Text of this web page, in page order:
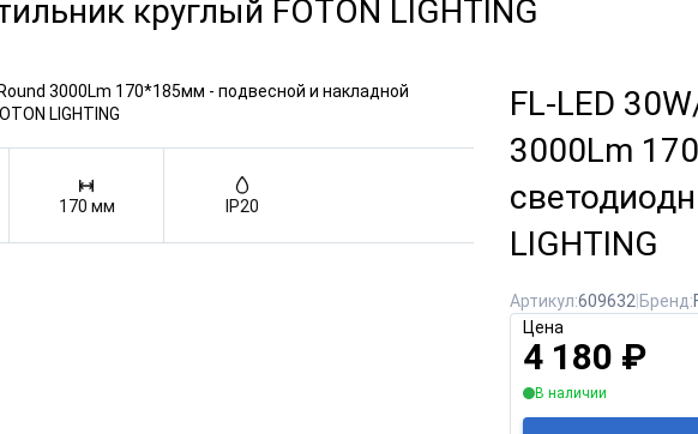
круглый FOTON LIGHTING
170 мм IP20
FL-LED
3000Lm
LIGHTING
Артикул:609632|Бренд:
Цена
4 180 ₽
В наличии